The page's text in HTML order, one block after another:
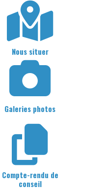
Nous situer
Galeries photos
Compte-rendu de
conseil